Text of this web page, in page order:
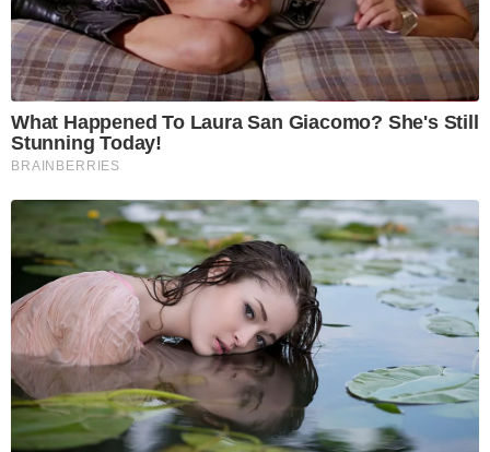
What Happened To Laura San Giacomo? She's Still
Stunning Today!
BRAINBERRIES